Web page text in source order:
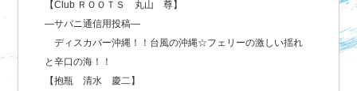
【Club ＲＯＯＴＳ 丸山 尊】
―サバニ通信用投稿―
ディスカバー沖縄！！台風の沖縄☆フェリーの激しい揺れ
と辛口の海！！
【抱瓶 清水 慶二】